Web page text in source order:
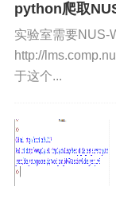
python爬取
实验室需要NUS-
http://
于这个...